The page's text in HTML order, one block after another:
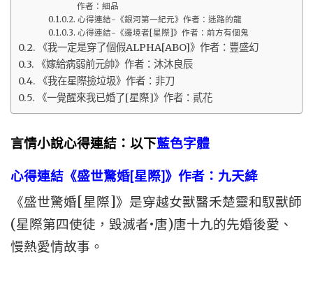
作者：細品
心得連結-《銀河第一紀元》作者：迷路的龍
心得連結-《邊境者[星際]》作者：前方有個鬼
《我一定是穿了個假ALPHA[ABO]》作者：豐盛幻
《嫁給病弱前元帥》作者：沐沐良辰
《我在星際撿垃圾》作者：非刀
《一覺醒來我已婚了[星際]》作者：貳花
言情小說心得連結：以下藍色字體
心得連結《盛世驚婚[星際]》作者：九天絳
《盛世驚婚[星際]》是穿越女獸醫禾楚靈和馭獸師
(星際第四使徒，毀滅者•唐)唐十九的先婚後愛、
慢熱愛情故事。